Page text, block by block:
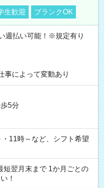
生歓迎 ブランクOK
週払い可能！※規定有り
によって変動あり
5分
11時～など、シフト希望
短翌月末まで 1か月ごとの
！